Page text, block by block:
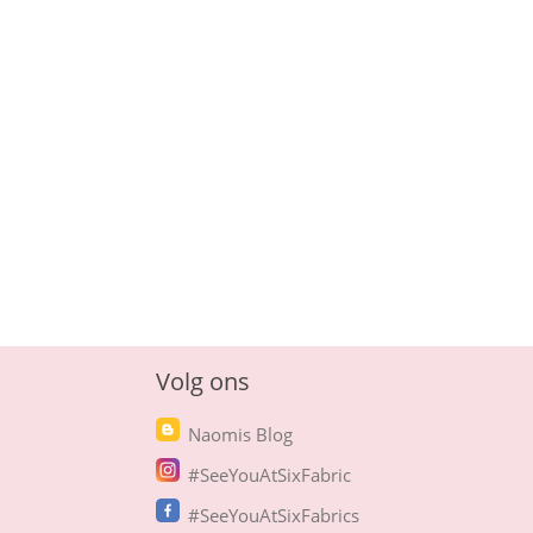
Volg ons
Naomis Blog
#SeeYouAtSixFabric
#SeeYouAtSixFabrics